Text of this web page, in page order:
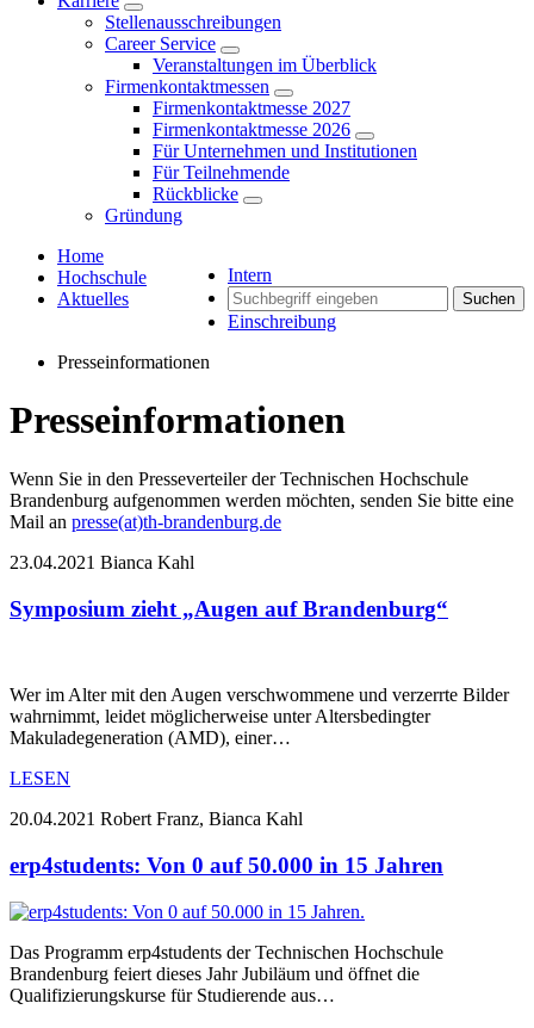
Stellenausschreibungen
Career Service
Veranstaltungen im Überblick
Firmenkontaktmessen
Firmenkontaktmesse 2027
Firmenkontaktmesse 2026
Für Unternehmen und Institutionen
Für Teilnehmende
Rückblicke
Gründung
Intern
Suchen
Einschreibung
Home
Hochschule
Aktuelles
Presseinformationen
Presseinformationen
Wenn Sie in den Presseverteiler der Technischen Hochschule
Brandenburg aufgenommen werden möchten, senden Sie bitte eine
Mail an presse(at)th-brandenburg.de
23.04.2021 Bianca Kahl
Symposium zieht „Augen auf Brandenburg“
Wer im Alter mit den Augen verschwommene und verzerrte Bilder
wahrnimmt, leidet möglicherweise unter Altersbedingter
Makuladegeneration (AMD), einer…
LESEN
20.04.2021 Robert Franz, Bianca Kahl
erp4students: Von 0 auf 50.000 in 15 Jahren
Das Programm erp4students der Technischen Hochschule
Brandenburg feiert dieses Jahr Jubiläum und öffnet die
Qualifizierungskurse für Studierende aus…